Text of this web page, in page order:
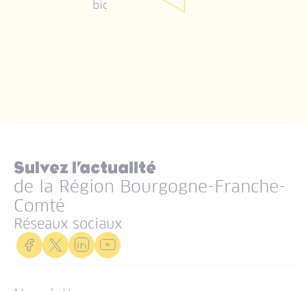
biosourcés.
Suivez l’actualité
de la Région Bourgogne-Franche-
Comté
Réseaux sociaux